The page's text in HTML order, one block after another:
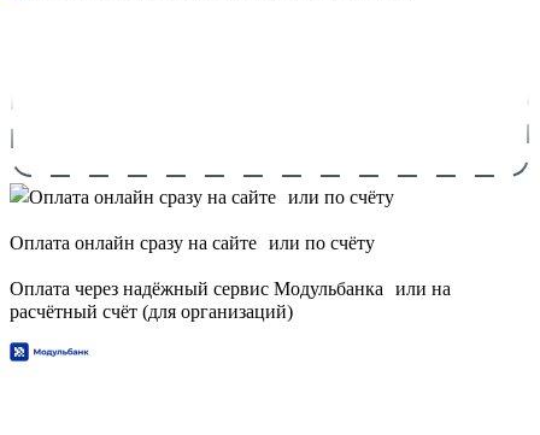
Оплата онлайн сразу на сайте или по счёту
Оплата через надёжный сервис Модульбанка или на
расчётный счёт (для организаций)